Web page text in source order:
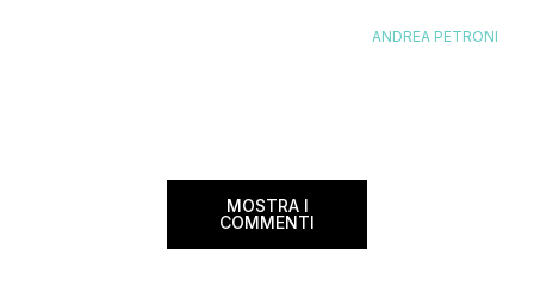
CopenPay ed è
ANDREA PETRONI
MOSTRA I
COMMENTI